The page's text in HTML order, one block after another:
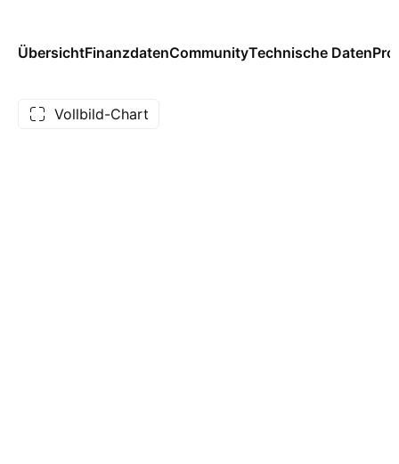
ÜbersichtFinanzdatenCommunityTechnische Daten
Vollbild-Chart